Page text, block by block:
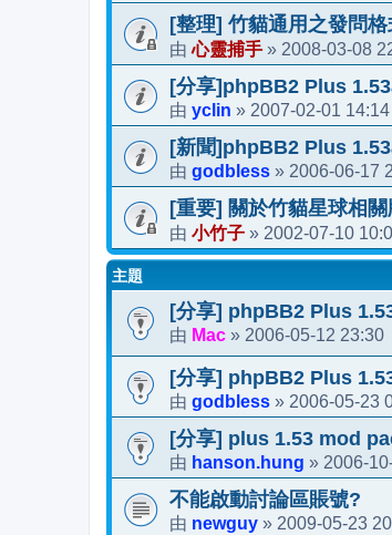
[整理] 竹貓通用之發問格
由心靈捕手 » 2008-03-08
[分享]phpBB2 Plus
由 yclin » 2007-02-01 14:14
[新聞]phpBB2 Plus
由 godbless » 2006-06-17
[重要] 關於竹貓星球相關
由 小竹子 » 2002-07-10
主題
[分享] phpBB2 Plus
由 Mac » 2006-05-12 23:30
[分享] phpBB2 Plus
由 godbless » 2006-05-23
[分享] plus 1.53 mod
由 hanson.hung » 2006-
不能啟動討論區賬號?
由 newguy » 2009-05-23